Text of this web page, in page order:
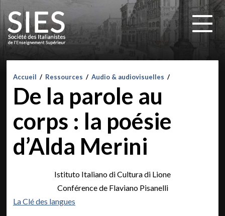
Accueil / Ressources / Audio & audiovisuelles /
De la parole au
corps : la poésie
d’Alda Merini
Istituto Italiano di Cultura di Lione
Conférence de Flaviano Pisanelli
La Clé des langues